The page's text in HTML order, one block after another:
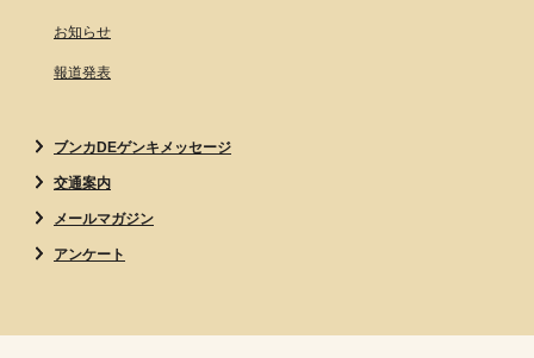
お知らせ
報道発表
ブンカDEゲンキメッセージ
交通案内
メールマガジン
アンケート